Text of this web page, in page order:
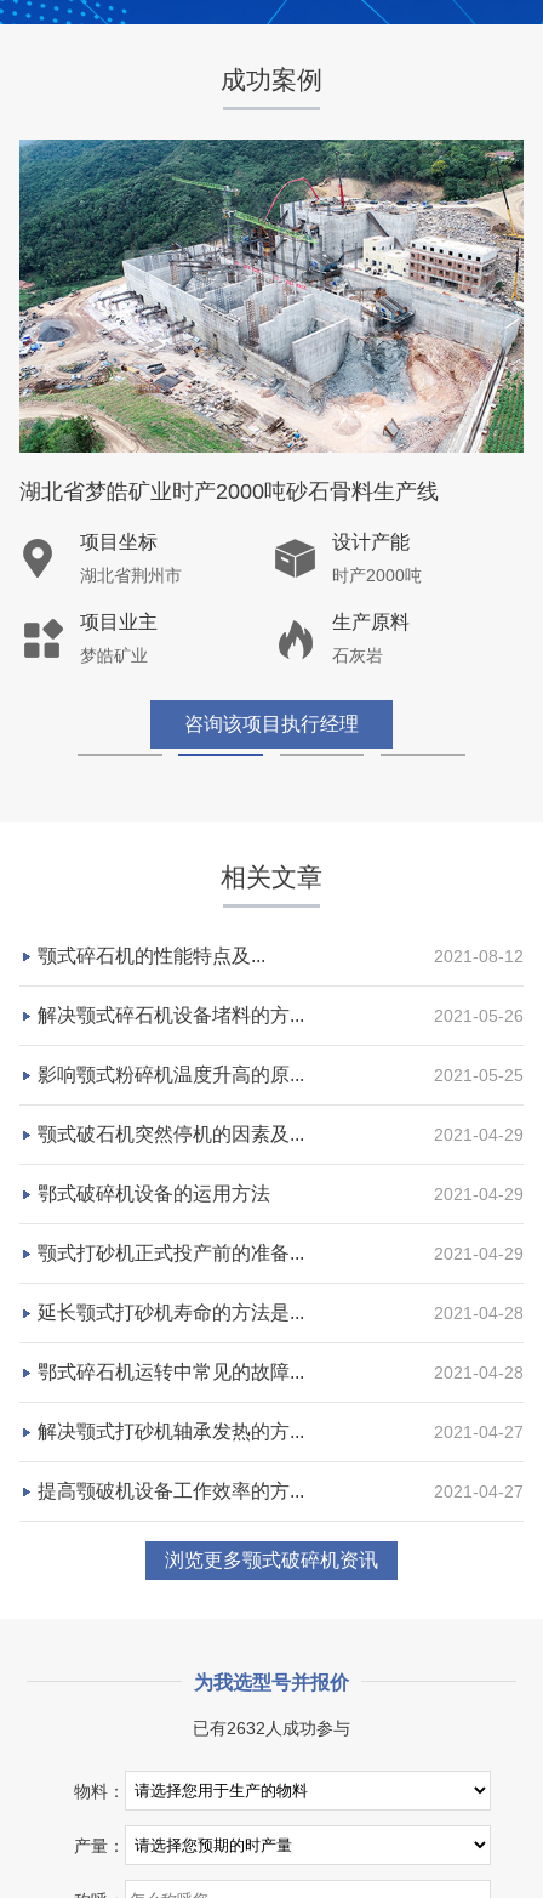
成功案例
中昇东浩荆门建材 石灰石
咨询该项目执行经理
湖北省梦皓矿业时产2000吨砂石骨料生产线
项目坐标
湖北省荆州市
设计产能
时产2000吨
项目业主
梦皓矿业
生产原料
石灰岩
咨询该项目执行经理
湖北省荆州市鼎盛矿业时产2000吨高钙石破碎生产
线
项目坐标
湖北省荆州市
设计产能
项目业主
咨询该项目执行经理
湖北省宜昌市砂石集并日产一万吨砂石料生产线
项目坐标
湖北省宜昌市
设计产能
日产一万吨
相关文章
颚式碎石机的性能特点及... 2021-08-12
解决颚式碎石机设备堵料的方... 2021-05-26
影响颚式粉碎机温度升高的原... 2021-05-25
颚式破石机突然停机的因素及... 2021-04-29
鄂式破碎机设备的运用方法 2021-04-29
颚式打砂机正式投产前的准备... 2021-04-29
延长颚式打砂机寿命的方法是... 2021-04-28
鄂式碎石机运转中常见的故障... 2021-04-28
解决颚式打砂机轴承发热的方... 2021-04-27
提高颚破机设备工作效率的方... 2021-04-27
浏览更多颚式破碎机资讯
为我选型号并报价
已有2632人成功参与
物料：
产量：